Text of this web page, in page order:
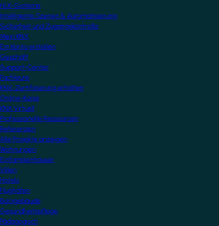
HLK-Systeme
Intelligente Szenen & Automatisierung
Sicherheit und Zugangskontrolle
Mein KNX
Ein Konto erstellen
Geschäft
Support-Center
Fachleute
KNX-Zertifizierung erhalten
Online-Kurse
KNX Virtuell
Professionelle Ressourcen
Referenzen
Alle Projekte anzeigen
Wohnungen
Einfamilienhäuser
Villen
Hotels
Flughäfen
Bürogebäude
Gesundheitspflege
Pädagogisch